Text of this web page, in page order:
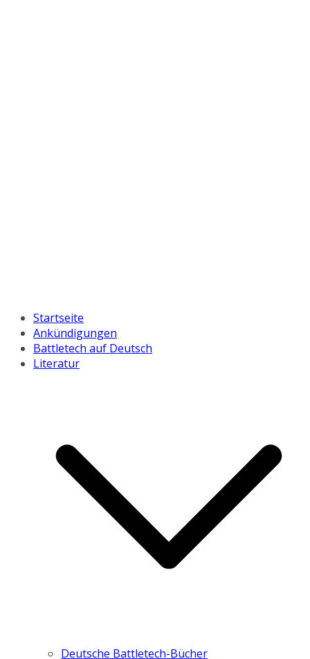
Startseite
Ankündigungen
Battletech auf Deutsch
Literatur
Deutsche Battletech-Bücher